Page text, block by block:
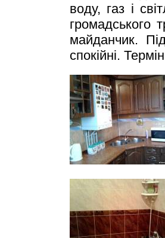
воду, газ і
громадського
майданчик.
спокійні.